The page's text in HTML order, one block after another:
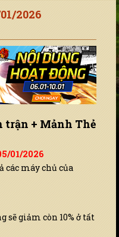
2026
+ Mảnh Thẻ
01/2026
các máy chủ của
sẽ giảm còn 10% ở tất